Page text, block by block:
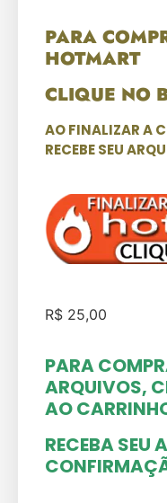
PARA
HOTMART
CLIQUE NO
AO FINALIZAR A
RECEBE SEU
R$ 25,00
PARA
ARQUIVOS,
AO
RECEBA SEU